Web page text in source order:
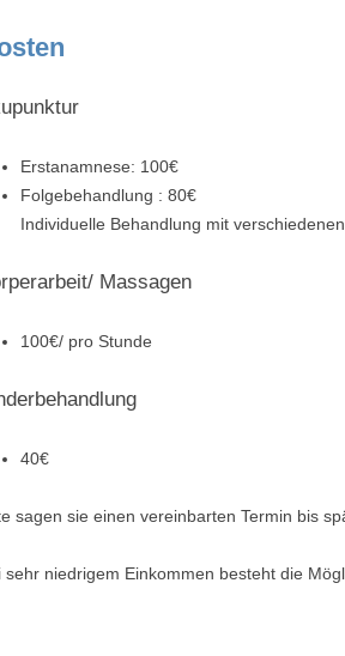
Erstanamnese: 100€
Folgebehandlung : 80€
Individuelle Behandlung mit
Massagen
100€/ pro Stunde
40€
sagen sie einen vereinbarten Termin bis
sehr niedrigem Einkommen besteht die